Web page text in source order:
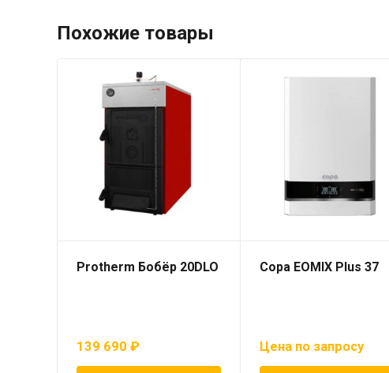
Похожие товары
Protherm Бобёр 20DLO
139 690 ₽
Copa EOMIX Plus 37
Цена по запросу